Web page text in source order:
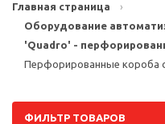
Главная страница
›
Оборудование
'Quadro' -
Перфорированные короба
ФИЛЬТР ТОВАРОВ